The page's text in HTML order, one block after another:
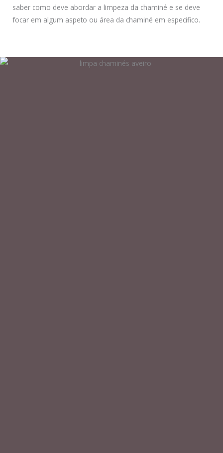
saber como deve abordar a limpeza da chaminé e se deve
focar em algum aspeto ou área da chaminé em especifico.